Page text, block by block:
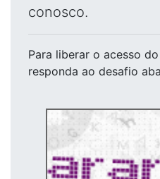
conosco.
Para liberar o acesso
responda ao desafio